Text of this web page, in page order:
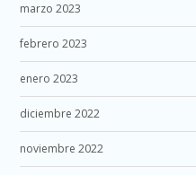
marzo 2023
febrero 2023
enero 2023
diciembre 2022
noviembre 2022